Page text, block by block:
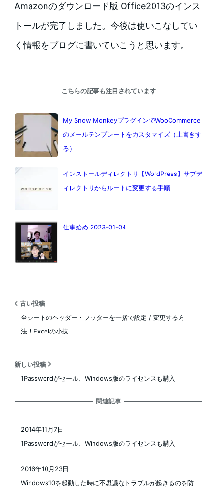
Amazonのダウンロード版 Office2013のインス
トールが完了しました。今後は使いこなしてい
く情報をブログに書いていこうと思います。
こちらの記事も注目されています
My Snow MonkeyプラグインでWooCommerce
のメールテンプレートをカスタマイズ（上書きす
る）
インストールディレクトリ【WordPress】サブデ
ィレクトリからルートに変更する手順
仕事始め 2023-01-04
古い投稿
全シートのヘッダー・フッターを一括で設定 / 変更する方
法！Excelの小技
新しい投稿
1Passwordがセール、Windows版のライセンスも購入
関連記事
1Passwordがセール、Windows版のライセンスも購入
2014年11月7日
Windows10を起動した時に不思議なトラブルが起きるのを防
2016年10月23日